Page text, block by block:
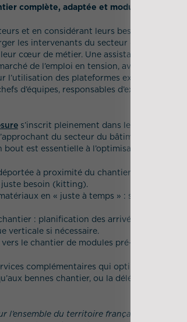
complète, adaptée et modulable
et en considérant leurs besoins
les intervenants du secteur de tâches à
cœur de métier. Une assistance sur
de l’emploi en tension, avec un déficit
des plateformes existantes, la
d’équipes, responsables d’exploitation)
s’inscrit pleinement dans le plan
du secteur du bâtiment, IDEA l’a
est essentielle à l’optimisation du
à proximité du chantier pour
besoin (kitting).
en « juste à temps » : sur le chantier
: planification des arrivées des
verticale si nécessaire.
le chantier de modules pré-fabriqués
complémentaires qui optimisent les
bennes chantier, ou la délégation de
l’ensemble du territoire français, chaque